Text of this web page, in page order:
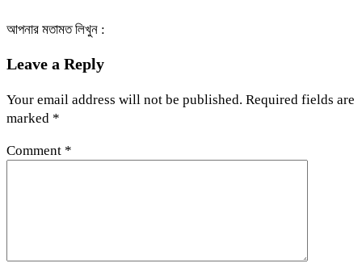
আপনার মতামত লিখুন :
Leave a Reply
Your email address will not be published. Required fields are
marked *
Comment *